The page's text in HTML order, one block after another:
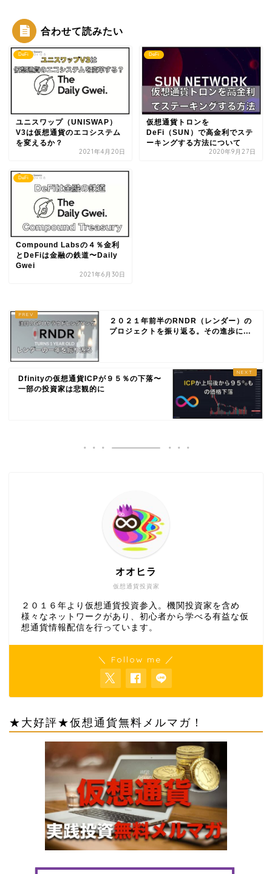
合わせて読みたい
DeFi
ユニスワップ（UNISWAP）
V3は仮想通貨のエコシステム
を変えるか？
2021年4月20日
DeFi
仮想通貨トロンを
DeFi（SUN）で高金利でステ
ーキングする方法について
2020年9月27日
DeFi
Compound Labsの４％金利
とDeFiは金融の鉄道〜Daily
Gwei
2021年6月30日
２０２１年前半のRNDR（レンダー）の
プロジェクトを振り返る。その進歩に...
Dfinityの仮想通貨ICPが９５％の下落〜
一部の投資家は悲観的に
仮想通貨投資家
オオヒラ
２０１６年より仮想通貨投資参入。機関投資家を含め
様々なネットワークがあり、初心者から学べる有益な仮
想通貨情報配信を行っています。
＼ Follow me ／
★大好評★仮想通貨無料メルマガ！